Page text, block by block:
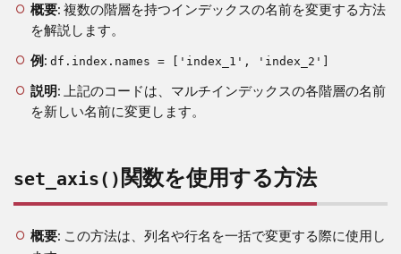
クス
の名
更:
4
set_axis()
概要: 複数の階層を持つインデックスの名前を変更する方法
を解説します。
例: df.index.names = ['index_1', 'index_2']
説明: 上記のコードは、マルチインデックスの各階層の名前
を新しい名前に変更します。
set_axis()関数を使用する方法
概要: この方法は、列名や行名を一括で変更する際に使用し